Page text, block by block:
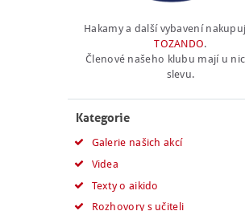
Hakamy a další vybavení
TOZANDO.
Členové našeho klubu mají u
slevu.
Kategorie
Galerie našich akcí
Videa
Texty o aikido
Rozhovory s učiteli